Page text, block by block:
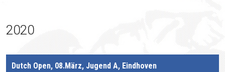
2020
Dutch Open, 08.März, Jugend A, Eindhoven